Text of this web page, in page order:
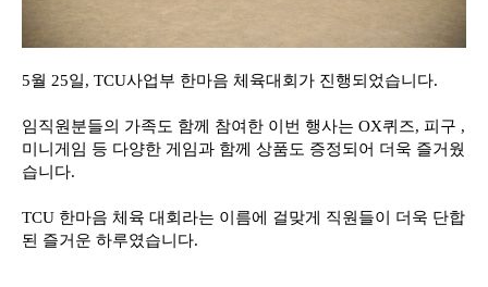
5월 25일, TCU사업부 한마음 체육대회가 진행되었습니다.
임직원분들의 가족도 함께 참여한 이번 행사는 OX퀴즈, 피구 ,
미니게임 등 다양한 게임과 함께 상품도 증정되어 더욱 즐거웠
습니다.
TCU 한마음 체육 대회라는 이름에 걸맞게 직원들이 더욱 단합
된 즐거운 하루였습니다.